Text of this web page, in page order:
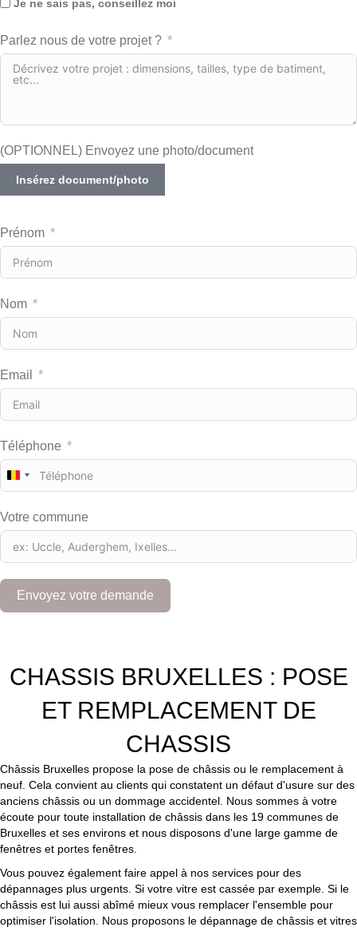
Je ne sais pas, conseillez moi
Parlez nous de votre projet ?
(OPTIONNEL) Envoyez une photo/document
Insérez document/photo
Prénom
Nom
Email
Téléphone
B
e
g
u
3
2
Votre commune
Envoyez votre demande
CHASSIS BRUXELLES : POSE
ET REMPLACEMENT DE
CHASSIS
Châssis Bruxelles propose la pose de châssis ou le remplacement à
neuf. Cela convient au clients qui constatent un défaut d'usure sur des
anciens châssis ou un dommage accidentel. Nous sommes à votre
écoute pour toute installation de châssis dans les 19 communes de
Bruxelles et ses environs et nous disposons d'une large gamme de
fenêtres et portes fenêtres.
Vous pouvez également faire appel à nos services pour des
dépannages plus urgents. Si votre vitre est cassée par exemple. Si le
châssis est lui aussi abîmé mieux vous remplacer l'ensemble pour
optimiser l'isolation. Nous proposons le dépannage de châssis et vitres